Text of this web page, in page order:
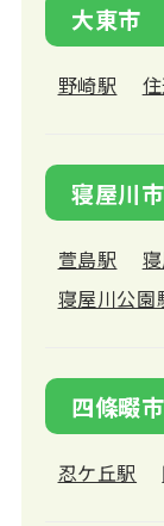
大東市
野崎駅
寝屋川市
萱島駅
寝屋川公園
四條畷市
忍ケ丘駅